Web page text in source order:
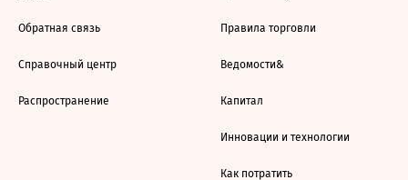
Обратная связь
Справочный центр
Распространение
Правила торговли
Ведомости&
Капитал
Инновации и технологии
Как потратить